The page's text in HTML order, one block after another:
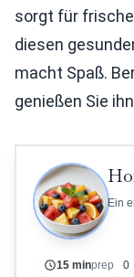
sorgt für
diesen
macht Spaß.
genießen Sie
Ein
15 minprep 0